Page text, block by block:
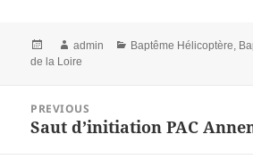
Posted
on
Author
admin Categories
Baptême Hélicoptère,
de la Loire
navigation
PREVIOUS
Previous
Saut d’initiation PAC